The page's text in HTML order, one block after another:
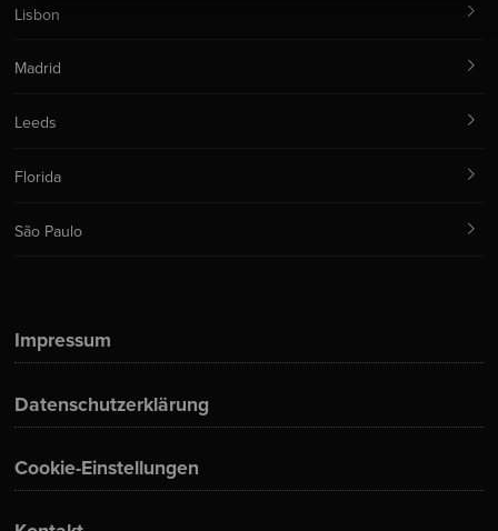
Impressum
Datenschutzerklärung
Cookie-Einstellungen
Lisbon
Madrid
Leeds
Florida
São Paulo